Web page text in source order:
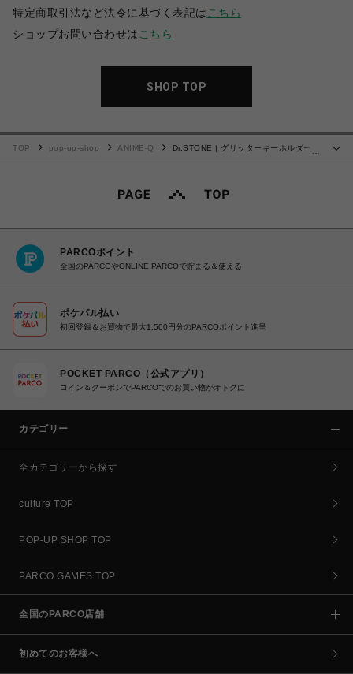
特定商取引法など法令に基づく表記は こちら
ショップお問い合わせは こちら
SHOP TOP
TOP pop-up-shop ANIME-Q
Dr.STONE | グリッターキーホルダー |
PARCOポイント
全国のPARCOやONLINE PARCOで貯まる＆使える
ポケパル払い
初回登録＆お買物で最大1,500円分のPARCOポイント進呈
POCKET PARCO（公式アプリ）
コイン＆クーポンでPARCOでのお買い物がオトクに
カテゴリー
全カテゴリーから探す
culture TOP
POP-UP SHOP TOP
PARCO GAMES TOP
全国のPARCO店舗
初めてのお客様へ